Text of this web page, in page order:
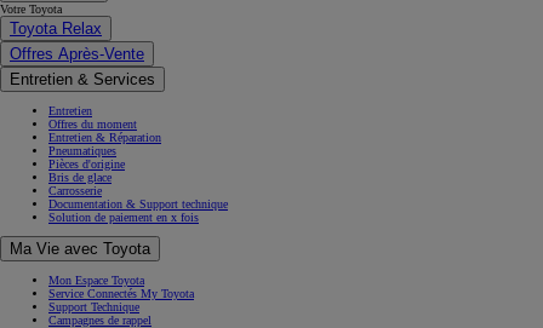
Votre Toyota
Toyota Relax
Offres Après-Vente
Entretien & Services
Entretien
Offres du moment
Entretien & Réparation
Pneumatiques
Pièces d'origine
Bris de glace
Carrosserie
Documentation & Support technique
Solution de paiement en x fois
Ma Vie avec Toyota
Mon Espace Toyota
Service Connectés My Toyota
Support Technique
Campagnes de rappel